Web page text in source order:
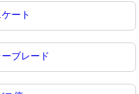
ート
ーブレード